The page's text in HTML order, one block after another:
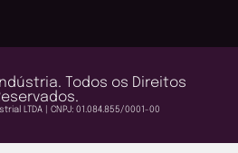
Todos os Direitos
LTDA | CNPJ: 01.084.855/0001-00